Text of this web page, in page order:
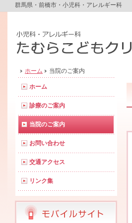
群馬県・前橋市・小児科・アレルギー科
ホーム 当院のご案内
ホーム
診療のご案内
当院のご案内
お問い合わせ
交通アクセス
リンク集